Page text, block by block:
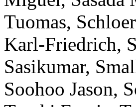
Tuomas,
Karl-Friedrich,
Sasikumar,
Soohoo Jason,